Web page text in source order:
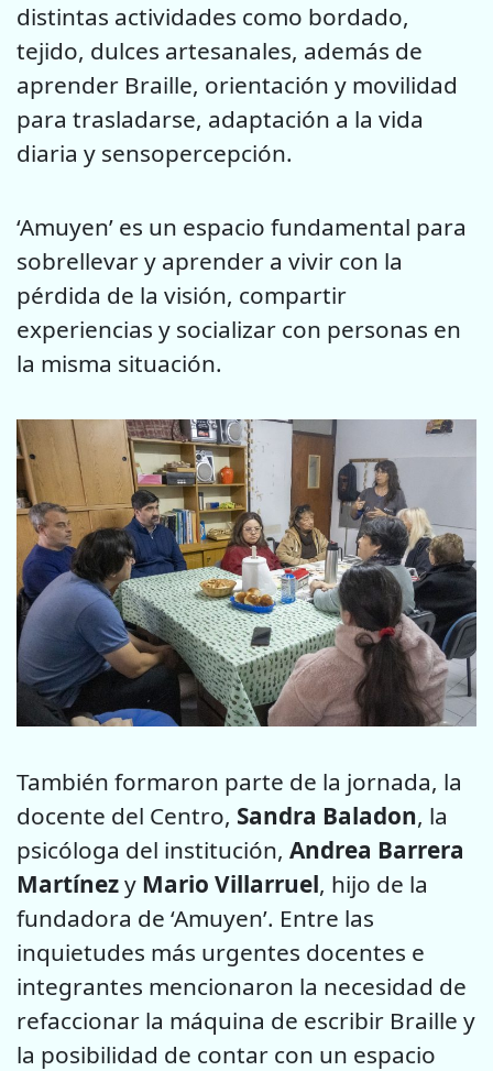
distintas actividades como bordado,
tejido, dulces artesanales, además de
aprender Braille, orientación y movilidad
para trasladarse, adaptación a la vida
diaria y sensopercepción.
‘Amuyen’ es un espacio fundamental para
sobrellevar y aprender a vivir con la
pérdida de la visión, compartir
experiencias y socializar con personas en
la misma situación.
También formaron parte de la jornada, la
docente del Centro, Sandra Baladon, la
psicóloga del institución, Andrea Barrera
Martínezy Mario Villarruel, hijo de la
fundadora de ‘Amuyen’. Entre las
inquietudes más urgentes docentes e
integrantes mencionaron la necesidad de
refaccionar la máquina de escribir Braille y
la posibilidad de contar con un espacio